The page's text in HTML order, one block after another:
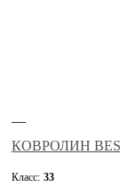
—
КОВРОЛИН
Класс: 33